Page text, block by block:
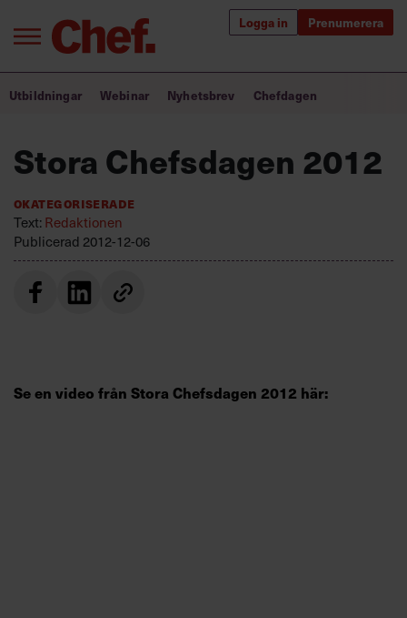
Logga in Prenumerera
Kundservice
Bra ledare förändrar världen
Utbildning för ledare
Chefakademin+
Populära utbildningar
Utbildningar Webinar Nyhetsbrev Chefdagen
Stora Chefsdagen 2012
Okategoriserade
Text:Redaktionen
Publicerad 2012-12-06
Se en video från Stora Chefsdagen 2012 här: